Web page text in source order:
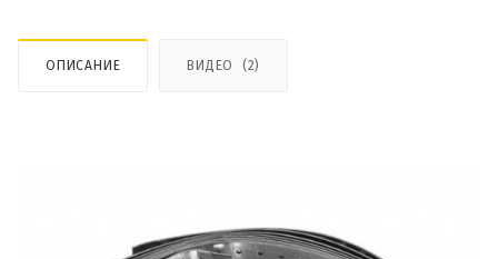
ОПИСАНИЕ ВИДЕО (2)